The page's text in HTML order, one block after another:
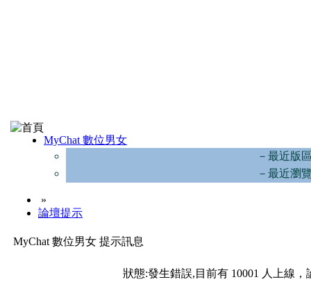
MyChat 數位男女
－最近版
－最近瀏
»
論壇提示
MyChat 數位男女 提示訊息
狀態:發生錯誤,目前有 10001 人上線